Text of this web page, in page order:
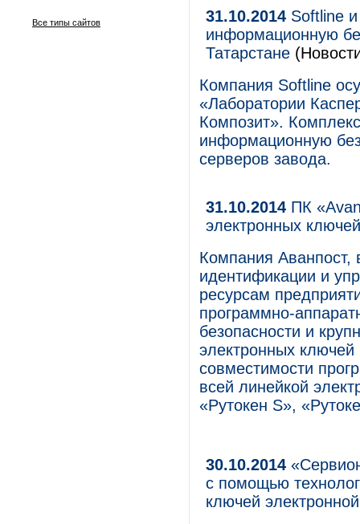
Все типы сайтов 31.10.2014 Softline
информационную
Татарстане
Компания Softline
«Лаборатории
Композит».
информационную
серверов завода.
31.10.2014 ПК
электронных
Компания Аванпост,
идентификации и
ресурсам
программно-
безопасности и
электронных
совместимости
всей линейкой
«Рутокен S»,
30.10.2014
с помощью
ключей